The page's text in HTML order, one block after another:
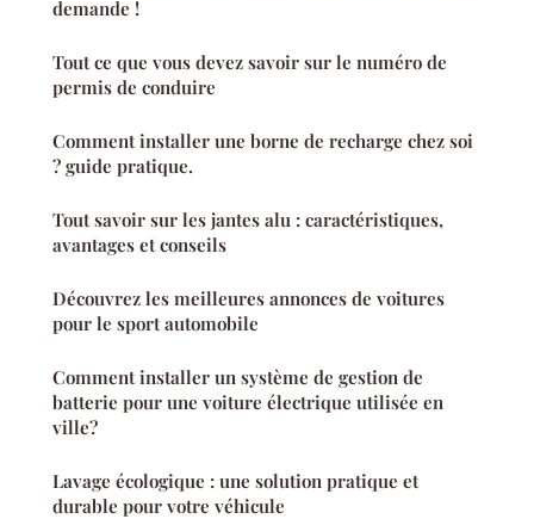
demande !
Tout ce que vous devez savoir sur le numéro de
permis de conduire
Comment installer une borne de recharge chez soi
? guide pratique.
Tout savoir sur les jantes alu : caractéristiques,
avantages et conseils
Découvrez les meilleures annonces de voitures
pour le sport automobile
Comment installer un système de gestion de
batterie pour une voiture électrique utilisée en
ville?
Lavage écologique : une solution pratique et
durable pour votre véhicule